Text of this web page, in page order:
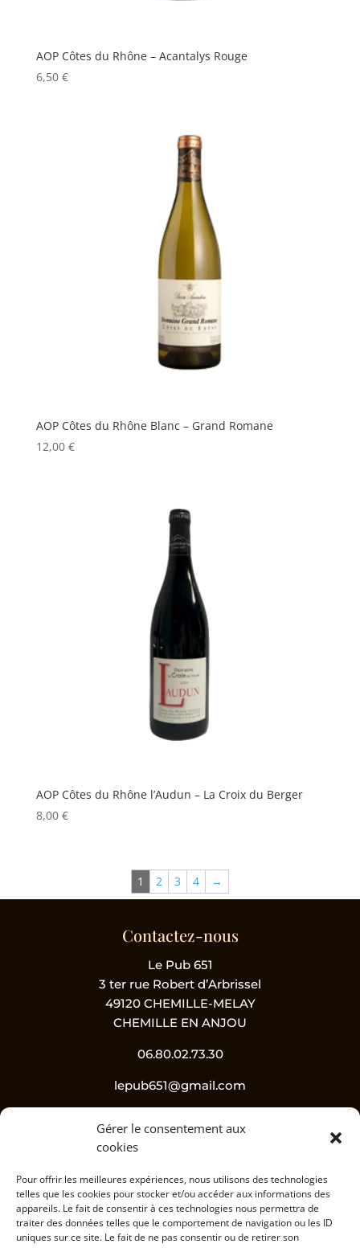
Gérer le consentement aux
cookies
Pour offrir les meilleures expériences, nous utilisons des technologies
telles que les cookies pour stocker et/ou accéder aux informations des
appareils. Le fait de consentir à ces technologies nous permettra de
traiter des données telles que le comportement de navigation ou les ID
uniques sur ce site. Le fait de ne pas consentir ou de retirer son
AOP Côtes du Rhône – Acantalys Rouge
6,50 €
AOP Côtes du Rhône Blanc – Grand Romane
12,00 €
AOP Côtes du Rhône l’Audun – La Croix du Berger
8,00 €
1 2 3 4 →
Contactez-nous
Le Pub 651
3 ter rue Robert d’Arbrissel
49120 CHEMILLE-MELAY
CHEMILLE EN ANJOU
06.80.02.73.30
lepub651@gmail.com
Suivez-nous !